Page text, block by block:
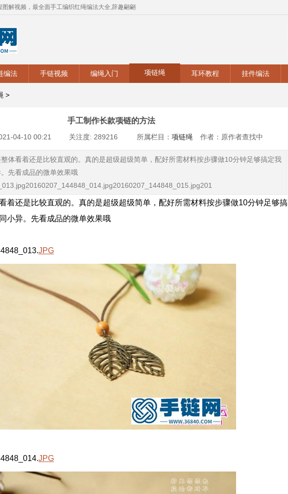
解视频，最全面手工编织红绳编法大全,辞趣翩翩
编法 手链视频 编绳入门 项链绳 耳环教程 挂件编法
>
手工制作长款项链的方法
04-10 00:21 关注度: 289216 所属栏目： 项链绳 作者：原作者查找中
体看着还是比较直观的。真的是超级超级简单，配好所需材料按步骤做10分钟足够搞定我
先看成品的微单效果哦
着还是比较直观的。真的是超级超级简单，配好所需材料按步骤做10分钟足够搞
小异。先看成品的微单效果哦
JPG
JPG